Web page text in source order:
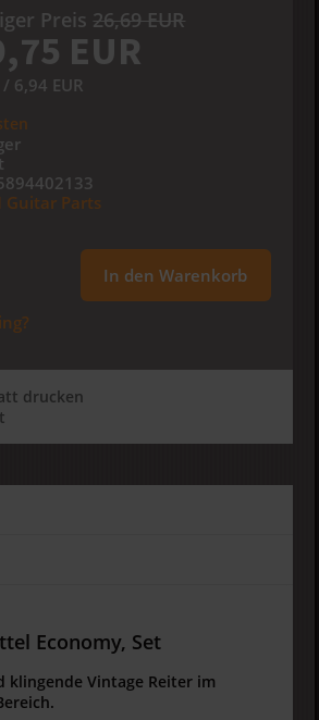
Preis 26,69 EUR
EUR
6,94 EUR
Guitar Parts
In den Warenkorb
drucken
Economy, Set
klingende Vintage Reiter im